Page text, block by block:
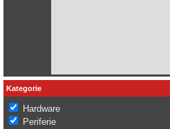
Kategorie
Hardware
Periferie